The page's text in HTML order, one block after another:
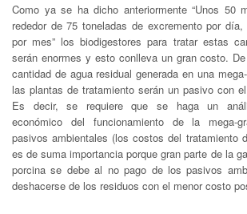
Como ya se ha dicho anteriormente “Unos 50
rededor de 75 toneladas de excremento por
por mes” los biodigestores para tratar estas
serán enormes y esto conlleva un gran costo.
cantidad de agua residual generada en una
las plantas de tratamiento serán un pasivo con
Es decir, se requiere que se haga un
económico del funcionamiento de la mega-
pasivos ambientales (los costos del tratamiento
es de suma importancia porque gran parte de la
porcina se debe al no pago de los pasivos
deshacerse de los residuos con el menor costo